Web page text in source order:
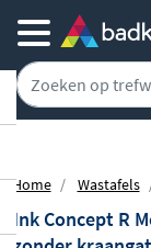
Home Wastafels
Ink Concept R